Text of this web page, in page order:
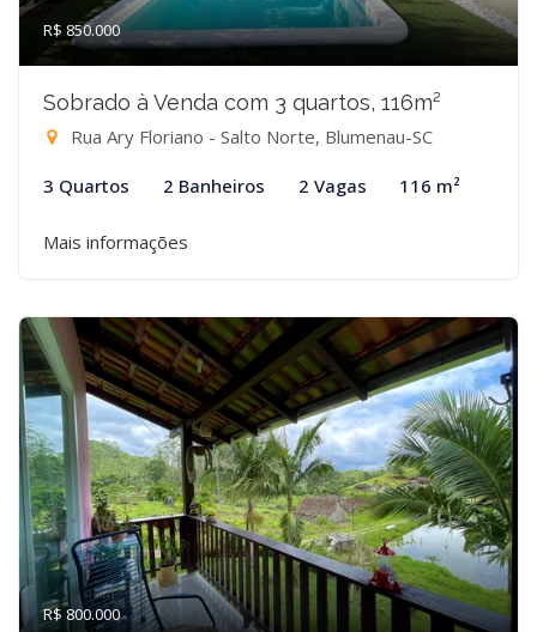
R$ 850.000
Sobrado à Venda com 3 quartos, 116m²
Rua Ary Floriano - Salto Norte, Blumenau-SC
3 Quartos 2 Banheiros 2 Vagas 116 m²
Mais informações
R$ 800.000